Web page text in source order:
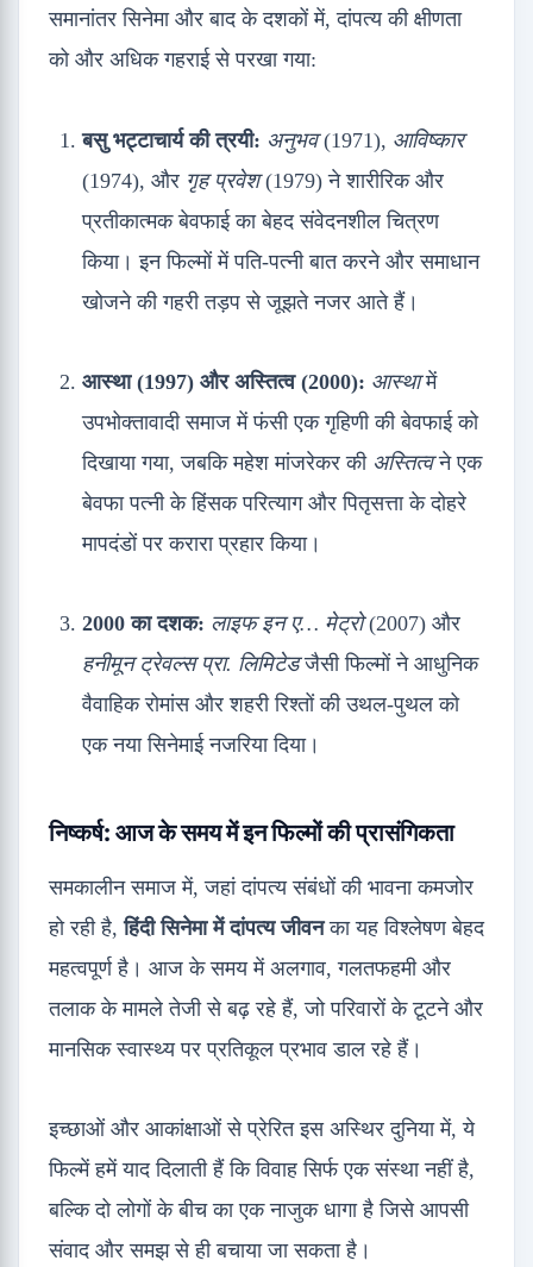
समानांतर सिनेमा और बाद के दशकों में, दांपत्य की क्षीणता
को और अधिक गहराई से परखा गया:
बसु भट्टाचार्य की त्रयी: अनुभव(1971), आविष्कार
(1974), और गृह प्रवेश(1979) ने शारीरिक और
प्रतीकात्मक बेवफाई का बेहद संवेदनशील चित्रण
किया। इन फिल्मों में पति-पत्नी बात करने और समाधान
खोजने की गहरी तड़प से जूझते नजर आते हैं।
आस्था (1997) और अस्तित्व (2000): आस्थामें
उपभोक्तावादी समाज में फंसी एक गृहिणी की बेवफाई को
दिखाया गया, जबकि महेश मांजरेकर की अस्तित्वने एक
बेवफा पत्नी के हिंसक परित्याग और पितृसत्ता के दोहरे
मापदंडों पर करारा प्रहार किया।
2000 का दशक: लाइफ इन ए… मेट्रो(2007) और
हनीमून ट्रेवल्स प्रा. लिमिटेडजैसी फिल्मों ने आधुनिक
वैवाहिक रोमांस और शहरी रिश्तों की उथल-पुथल को
एक नया सिनेमाई नजरिया दिया।
निष्कर्ष: आज के समय में इन फिल्मों की प्रासंगिकता
समकालीन समाज में, जहां दांपत्य संबंधों की भावना कमजोर
हो रही है,हिंदी सिनेमा में दांपत्य जीवनका यह विश्लेषण बेहद
महत्वपूर्ण है। आज के समय में अलगाव, गलतफहमी और
तलाक के मामले तेजी से बढ़ रहे हैं, जो परिवारों के टूटने और
मानसिक स्वास्थ्य पर प्रतिकूल प्रभाव डाल रहे हैं।
इच्छाओं और आकांक्षाओं से प्रेरित इस अस्थिर दुनिया में, ये
फिल्में हमें याद दिलाती हैं कि विवाह सिर्फ एक संस्था नहीं है,
बल्कि दो लोगों के बीच का एक नाजुक धागा है जिसे आपसी
संवाद और समझ से ही बचाया जा सकता है।